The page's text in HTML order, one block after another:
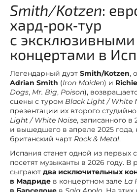
Smith/Kotzen:
хард‑рок‑тур
с эксклюзивными
концертами в
Легендарный дуэт Smith/Kotzen,
Adrian Smith (Iron Maiden) и
Dogs, Mr. Big, Poison),
сцены с туром Black Light / White
презентации их второго
Light / White Noise, записанного в
и вышедшего в апреле 2025 года,
британский чарт Rock & Metal.
Испания станет одной из первых
посетят музыканты в 2026 году. В
сыграют два исключительных
в Мадриде в концертном зале La